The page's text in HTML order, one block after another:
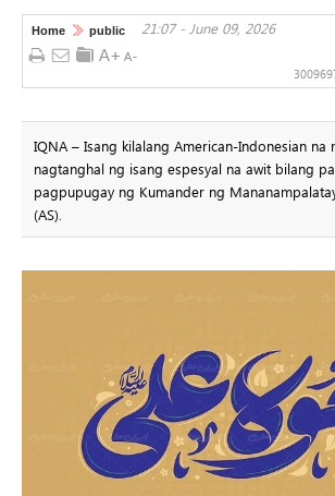
Home public 21:07 - June 09, 2026
IQNA – Isang kilalang American-Indonesian na
nagtanghal ng isang espesyal na awit bilang
pagpupugay ng Kumander ng
(AS).